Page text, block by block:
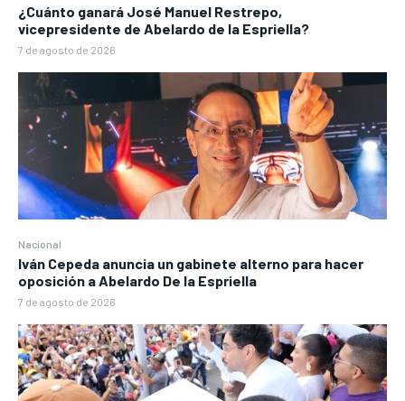
¿Cuánto ganará José Manuel Restrepo,
vicepresidente de Abelardo de la Espriella?
7 de agosto de 2026
Nacional
Iván Cepeda anuncia un gabinete alterno para hacer
oposición a Abelardo De la Espriella
7 de agosto de 2026